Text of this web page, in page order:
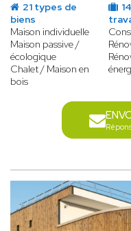
21 types de
biens
Maison individuelle
Maison passive /
écologique
Chalet / Maison en
bois